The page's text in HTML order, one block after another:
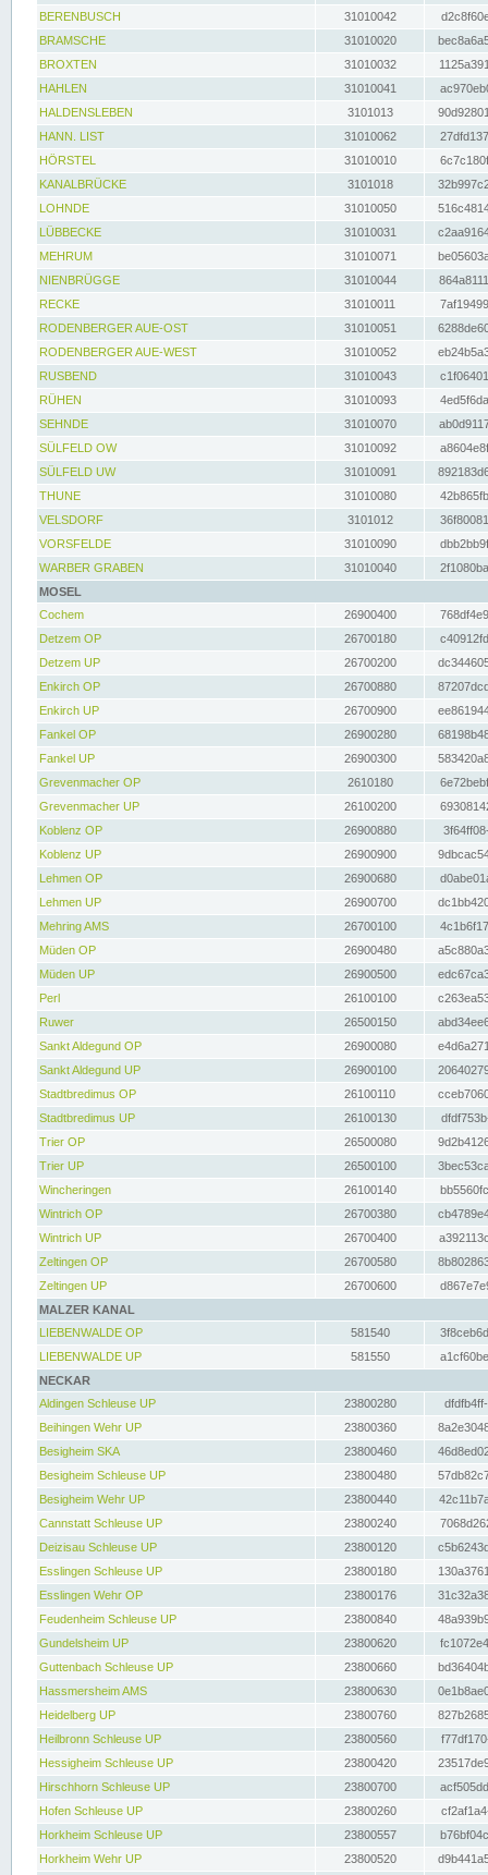
BERENBUSCH
31010042
BRAMSCHE
31010020
BROXTEN
31010032
HAHLEN
31010041
HALDENSLEBEN
3101013
HANN. LIST
31010062
HÖRSTEL
31010010
KANALBRÜCKE
3101018
LOHNDE
31010050
LÜBBECKE
31010031
MEHRUM
31010071
NIENBRÜGGE
31010044
RECKE
31010011
RODENBERGER AUE-OST
31010051
RODENBERGER AUE-WEST
31010052
RUSBEND
31010043
RÜHEN
31010093
SEHNDE
31010070
SÜLFELD OW
31010092
SÜLFELD UW
31010091
THUNE
31010080
VELSDORF
3101012
VORSFELDE
31010090
WARBER GRABEN
31010040
MOSEL
Cochem
26900400
Detzem OP
26700180
Detzem UP
26700200
Enkirch OP
26700880
Enkirch UP
26700900
Fankel OP
26900280
Fankel UP
26900300
Grevenmacher OP
2610180
Grevenmacher UP
26100200
Koblenz OP
26900880
Koblenz UP
26900900
Lehmen OP
26900680
Lehmen UP
26900700
Mehring AMS
26700100
Müden OP
26900480
Müden UP
26900500
Perl
26100100
Ruwer
26500150
Sankt Aldegund OP
26900080
Sankt Aldegund UP
26900100
Stadtbredimus OP
26100110
Stadtbredimus UP
26100130
Trier OP
26500080
Trier UP
26500100
Wincheringen
26100140
Wintrich OP
26700380
Wintrich UP
26700400
Zeltingen OP
26700580
Zeltingen UP
26700600
MALZER KANAL
LIEBENWALDE OP
581540
LIEBENWALDE UP
581550
NECKAR
Aldingen Schleuse UP
23800280
Beihingen Wehr UP
23800360
Besigheim SKA
23800460
Besigheim Schleuse UP
23800480
Besigheim Wehr UP
23800440
Cannstatt Schleuse UP
23800240
Deizisau Schleuse UP
23800120
Esslingen Schleuse UP
23800180
Esslingen Wehr OP
23800176
Feudenheim Schleuse UP
23800840
Gundelsheim UP
23800620
Guttenbach Schleuse UP
23800660
Hassmersheim AMS
23800630
Heidelberg UP
23800760
Heilbronn Schleuse UP
23800560
Hessigheim Schleuse UP
23800420
Hirschhorn Schleuse UP
23800700
Hofen Schleuse UP
23800260
Horkheim Schleuse UP
23800557
Horkheim Wehr UP
23800520